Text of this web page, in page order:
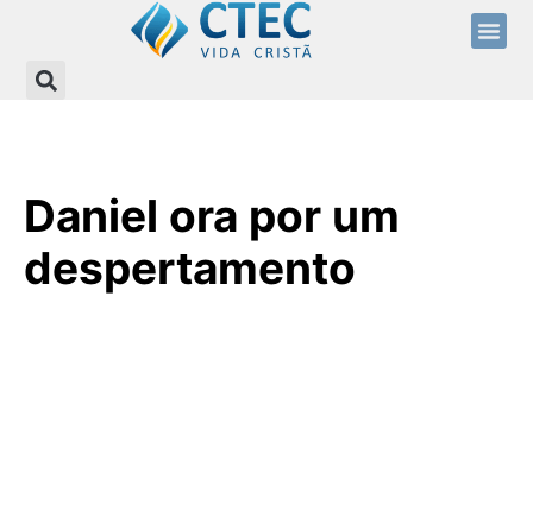
Daniel ora por um
despertamento